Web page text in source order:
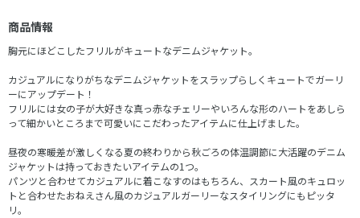
商品情報
胸元にほどこしたフリルがキュートなデニムジャケット。
カジュアルになりがちなデニムジャケットをスラップらしくキュートでガーリ
ーにアップデート！
フリルには女の子が大好きな真っ赤なチェリーやいろんな形のハートをあしら
って細かいところまで可愛いにこだわったアイテムに仕上げました。
昼夜の寒暖差が激しくなる夏の終わりから秋ごろの体温調節に大活躍のデニム
ジャケットは持っておきたいアイテムの1つ。
パンツと合わせてカジュアルに着こなすのはもちろん、スカート風のキュロッ
トと合わせたおねえさん風のカジュアルガーリーなスタイリングにもピッタ
リ。